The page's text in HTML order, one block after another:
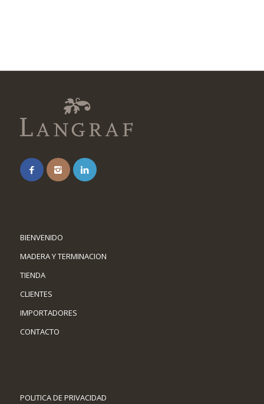
BIENVENIDO
MADERA Y TERMINACION
TIENDA
CLIENTES
IMPORTADORES
CONTACTO
POLITICA DE PRIVACIDAD